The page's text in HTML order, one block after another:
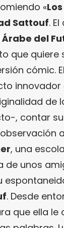
«
Sattouf.
Árabe del
que quiere
cómic.
innovador
de
, contar
, una
de unos
. Desde
que ella le